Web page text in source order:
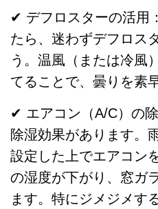
✔ デフロスターの活用
たら、迷わずデフロス
う。温風（または冷風
てることで、曇りを素
✔ エアコン（A/C）の
除湿効果があります。
設定した上でエアコン
の湿度が下がり、窓ガ
ます。特にジメジメす